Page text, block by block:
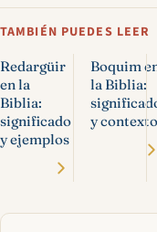
TAMBIÉN PUEDES LEER
Redargüir
en la
Biblia:
significado
y ejemplos
Boquim
la Biblia:
y contexto